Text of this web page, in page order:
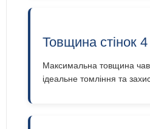
Товщина стінок
Максимальна товщина
ідеальне томління та